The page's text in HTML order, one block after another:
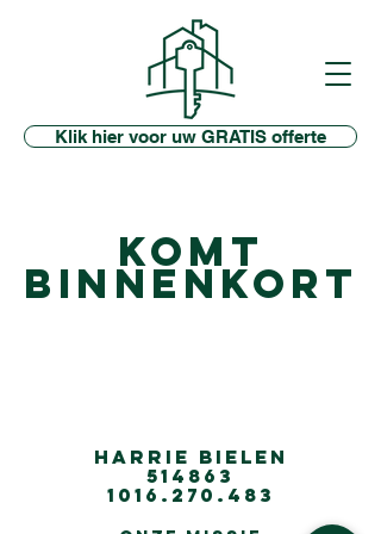
Klik hier voor uw GRATIS offerte
KOMT
BINNENKORT
Harrie Bielen
514863
1016.270.483